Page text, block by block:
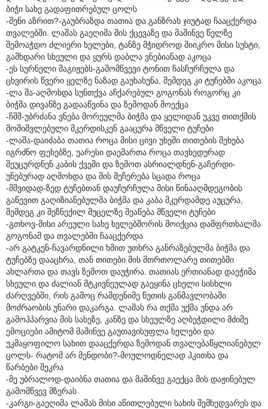
ბიჭი სახე გადაფითრებულ ცოლს
-შენი აზრით?-გაუბრაზდა თათია და განზრახ ჯიუტად ჩააცქერდა
თვალებში. ლაშას გაეღიმა მის ქცევაზე და მაშინვე წელზე
შემოაჭდო ძლიერი ხელები, ტანზე მჭიდროდ მიიკრო მისი სუსტი,
გამხდარი სხეული და ყურს დაბლა ვნებიანად აკოცა
-ეს სურნელი მაგიჟებს-გამომწვევი ტონით ჩასჩურჩულა და
ცხვირის წვერი ყელზე ნაზად გაუხახუნა, შემდეგ კი ტუჩებში აკოცა
-ლა შა-აღმოხდა სუნთქვა აჩქარებულ გოგონას როგორც კი
ბიჭმა დივანზე გადააწვინა და ზემოდან მოექცა
-ჩშშ-უბრძანა ვნება მორეულმა ბიჭმა და ყელიდან უკვე თითქმის
მოშიშვლებული მკერდისკენ გააცურა მწველი ტუჩები
-ლაშა-დაიძაბა თათია როცა მისი ცივი უხეში თითების შეხება
იგრძნო ფეხებზე, უარესი დაემართა როცა თავხედურად
შეუცურდნენ კაბის ქვეში და ზემოთ ასრიალდნენ-გაჩერდი-
უნებურად აღმოხდა და მის შეჩერება სცადა როცა
-მშვიდად-ზედ ტუჩებთან დაუჩურჩულა მისი წინააღმდეგობის
გაწევით გაღიზიანებულმა ბიჭმა და კაბა მკერდამდე აუცურა,
შემდეგ კი შეზნექილ მუცელზე შეაწება მწველი ტუჩები
-გთხოვ-მისი არეული სახე ხელებშორის მოიქცია დამფრთხალმა
გოგონამ და თვალებში ჩააცქერდა
-არ გატკენ-ჩავარდნილი ხმით უთხრა განრაზებულმა ბიჭმა და
ტუჩებზე დააცხრა, თან თითები მის მთრთოლარე თითებში
ახლართა და თავს ზემოთ დაუჭირა. თათიას ერთიანად დაეჭიმა
სხეული და ძალიან მტკივნეულად გაეყინა ცხელი სისხლი
ძარღვებში, რის გამოც რამდენიმე წუთის განმავლობაში
მოძრაობის უნარი დაკარგა. ლაშას რა თქმა უქმა უნდა არ
გამოჰპარვია მის სახეზე, კანზე და სხეულზე აღბეჭდილი მძიმე
ემოციები ამიტომ მაშინვე გაუთავისუფლა ხელები და
უკმაყოფილო სახით დააცქერდა ზემოდან თვალებაწყლიანებულ
ცოლს- რატომ არ მენდობი?-მოულოდნელად ჰკითხა და
წარბები შეკრა
-მე უბრალოდ-დაიბნა თათია და მაშინვე გაექცა მის დაჟინებულ
გამომწვევ მზერას
-კარგი-გაეღიმა ლაშას მისი აწითლებული სახის შემხედვარეს და